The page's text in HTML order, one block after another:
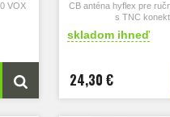
VOX
CB anténa hyflex pre
s TNC
skladom ihneď
24,30 €